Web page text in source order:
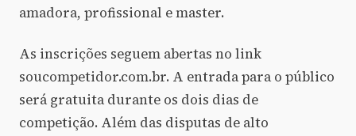
amadora, profissional e master.
As inscrições seguem abertas no link
soucompetidor.com.br. A entrada para o público
será gratuita durante os dois dias de
competição. Além das disputas de alto